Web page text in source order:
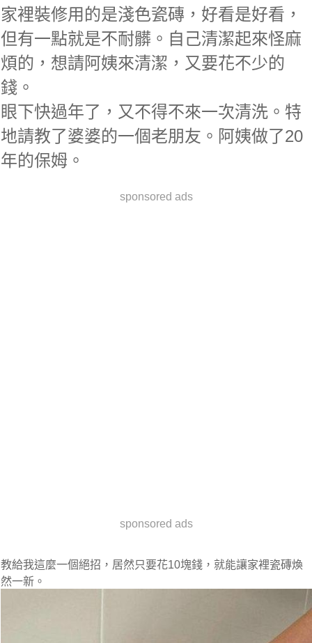
家裡裝修用的是淺色瓷磚，好看是好看，
但有一點就是不耐髒。自己清潔起來怪麻
煩的，想請阿姨來清潔，又要花不少的
錢。
眼下快過年了，又不得不來一次清洗。特
地請教了婆婆的一個老朋友。阿姨做了20
年的保姆。
sponsored ads
sponsored ads
教給我這麼一個絕招，居然只要花10塊錢，就能讓家裡瓷磚煥
然一新。